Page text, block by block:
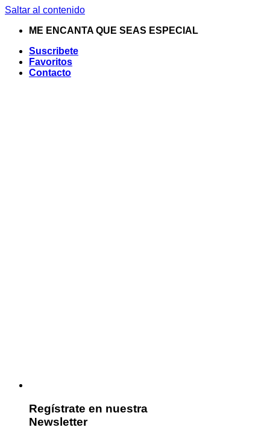
Saltar al contenido
ME ENCANTA QUE SEAS ESPECIAL
Suscribete
Favoritos
Contacto
Regístrate en nuestra
Newsletter